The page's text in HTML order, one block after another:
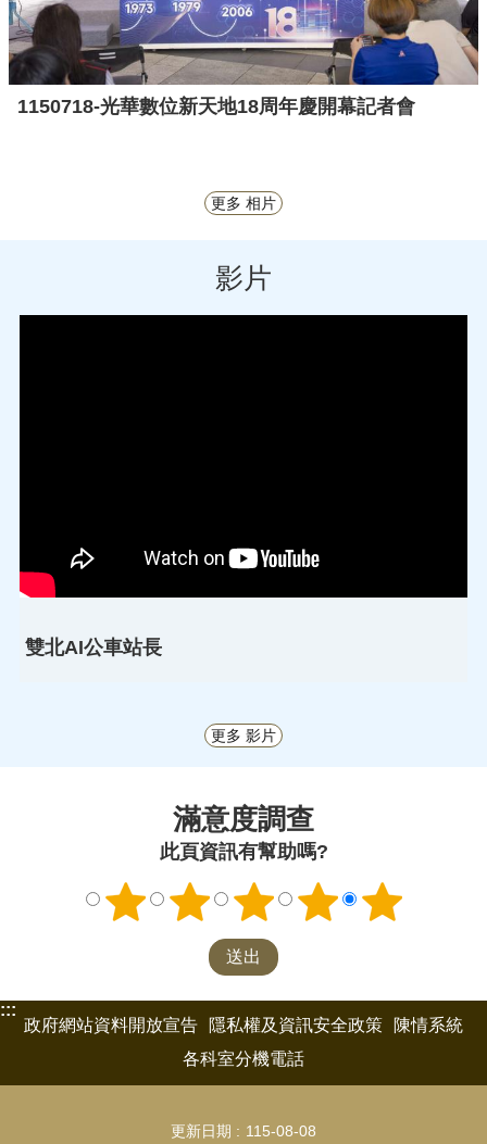
1150718-光華數位新天地18周年慶開幕記者會
更多 相片
影片
雙北AI公車站長
更多 影片
滿意度調查
此頁資訊有幫助嗎?
:::
政府網站資料開放宣告
隱私權及資訊安全政策
陳情系統
各科室分機電話
更新日期 115-08-08